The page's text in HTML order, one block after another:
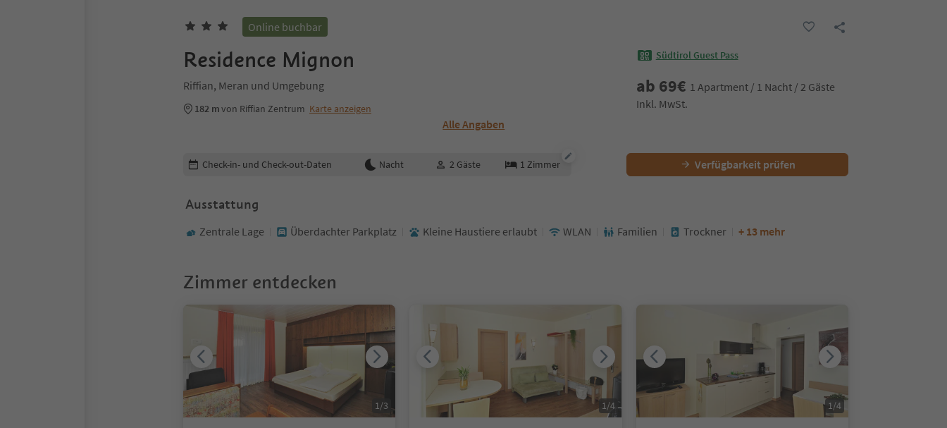
Online buchbar
Residence Mignon
Riffian, Meran und Umgebung
182 mvon Riffian Zentrum Karte anzeigen
Alle Angaben
Südtirol Guest Pass
ab 69€ 1 Apartment / 1 Nacht / 2 Gäste
Inkl. MwSt.
Buchungsdetails bearbeiten
Check-in- und Check-out-Daten Nacht 2 Gäste 1 Zimmer Verfügbarkeit prüfen
Ausstattung
Zentrale Lage Überdachter Parkplatz Kleine Haustiere erlaubt WLAN Familien Trockner + 13 mehr
Zimmer entdecken
1/3 1/4 1/4